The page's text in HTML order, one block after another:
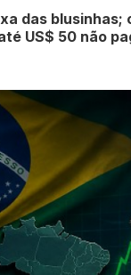
das blusinhas;
US$ 50 não